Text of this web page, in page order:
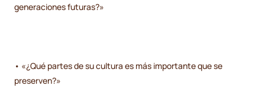
generaciones futuras?»
• «¿Qué partes de su cultura es más importante que se
preserven?»